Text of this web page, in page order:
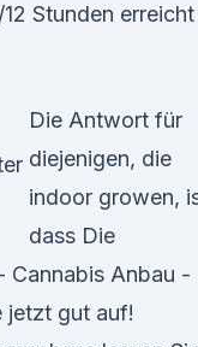
Stunden erreicht
Die Antwort für
diejenigen, die
indoor growen,
dass Die
Cannabis Anbau -
jetzt gut auf!